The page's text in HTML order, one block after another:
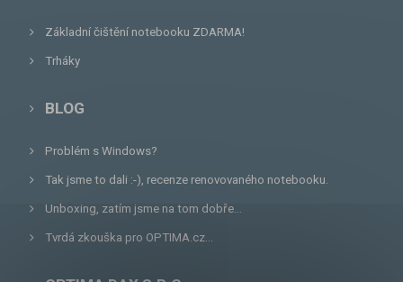
Základní čištění notebooku ZDARMA!
Trháky
BLOG
Problém s Windows?
Tak jsme to dali :-), recenze renovovaného notebooku.
Unboxing, zatím jsme na tom dobře...
Tvrdá zkouška pro OPTIMA.cz...